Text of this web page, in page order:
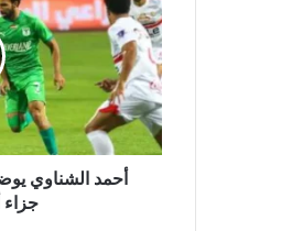
يوضح
أحقية
الزمالك
في
ركلة
جزاء
أمام
المصريأحمد الشناوي